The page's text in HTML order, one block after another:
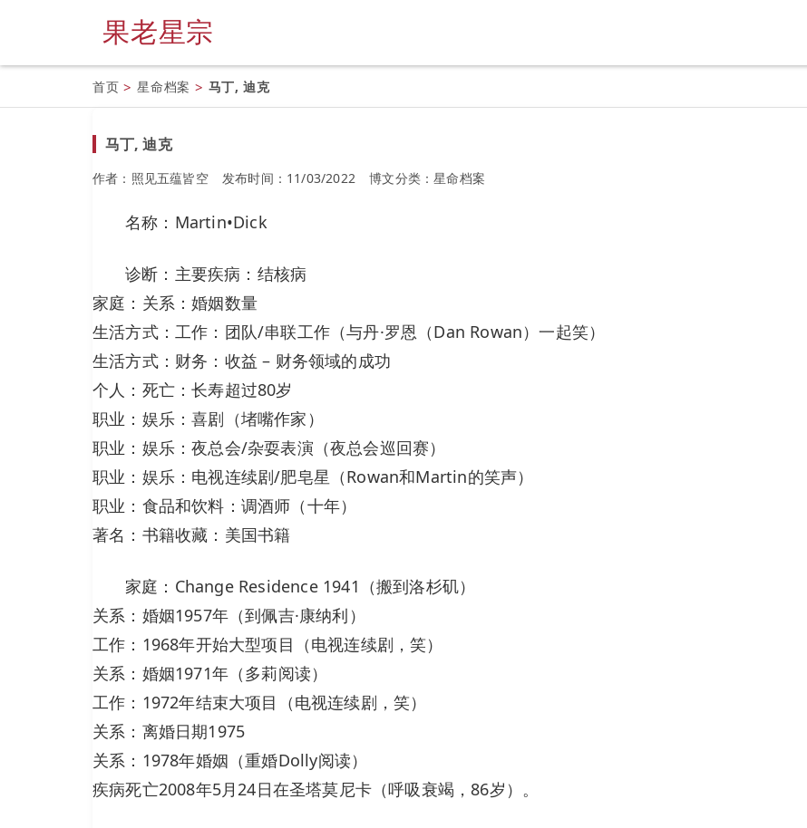
果老星宗
首页 > 星命档案 > 马丁, 迪克
马丁, 迪克
作者：照见五蕴皆空 发布时间：11/03/2022 博文分类：星命档案
名称：Martin•Dick
诊断：主要疾病：结核病
家庭：关系：婚姻数量
生活方式：工作：团队/串联工作（与丹·罗恩（Dan Rowan）一起笑）
生活方式：财务：收益 – 财务领域的成功
个人：死亡：长寿超过80岁
职业：娱乐：喜剧（堵嘴作家）
职业：娱乐：夜总会/杂耍表演（夜总会巡回赛）
职业：娱乐：电视连续剧/肥皂星（Rowan和Martin的笑声）
职业：食品和饮料：调酒师（十年）
著名：书籍收藏：美国书籍
家庭：Change Residence 1941（搬到洛杉矶）
关系：婚姻1957年（到佩吉·康纳利）
工作：1968年开始大型项目（电视连续剧，笑）
关系：婚姻1971年（多莉阅读）
工作：1972年结束大项目（电视连续剧，笑）
关系：离婚日期1975
关系：1978年婚姻（重婚Dolly阅读）
疾病死亡2008年5月24日在圣塔莫尼卡（呼吸衰竭，86岁）。